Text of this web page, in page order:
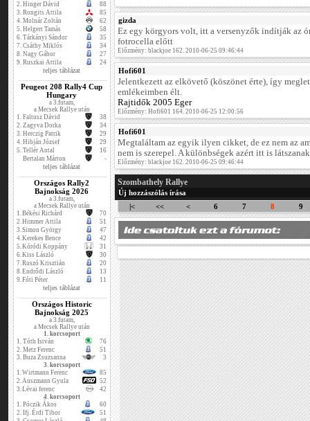
2. Hinger Dávid
88
3. Rongits Attila
85
4. Molnár Zoltán
62
5. Helgert Tamás
58
6. Tárkányi Sándor
35
7. Csáthy Miklós
34
8. Nagy Gábor
27
9. Ruszkai Attila 24
teljes táblázat
Peugeot 208 Rally4 Cup
Hungary
a 3.futam,
a Mecsek Rallye után
1. Faltusz Dávid
38
2. Zagyva Dorka
34
3. Herczig Patrik
29
4. Hibján József
29
5. Tellér Antal
16
Bertalan Márton
-
teljes táblázat
Országos Rally2
Bajnokság 2026
a 3.futam,
a Mecsek Rallye után
1.Békési Richárd
70
2.Himmer Attila
51
3.Simon György
47
4.Kerekes Bence
42
5.Kóródi Koppány
31
6.Kiss László
30
7.Ruszó Krisztián
20
8.Endrődi László
13
9.Fóti Péter 11
teljes táblázat
Országos Historic
Bajnokság 2025
a 3.futam,
a Mecsek Rallye után
1. korcsoport
1. Tóth István
76
2. Metz Ferenc
51
3. Buza Zsuzsanna
3
3. korcsoport
1.Wirtmann Ferenc
85
2.Auszmann Gyula
52
3.Lévai ferenc
42
4. korcsoport
1. Póczik Ákos
60
2. Ifj. Érdi Tibor
51
gizda
Ez egy körgyors volt, itt a versenyzők indítják az
fotrocella előtt
Előzmény: blackjoe 162. 2010-06-25 09:46:44
Hofi601
Jelentkezett az elkövető (köszönet érte), így
emlékeimben élt.
Rajtidők 2005 Eger
Előzmény: Hofi601 164. 2010-06-25 12:00:56
Hofi601
Megtaláltam az egyik ilyen cikket, de ez nem az
nem is szerepel. A különbségek azért itt is
Előzmény: blackjoe 162. 2010-06-25 09:46:44
Szombathely Rallye
Új hozzászólás írása
|<
<< < 6 7 8 9